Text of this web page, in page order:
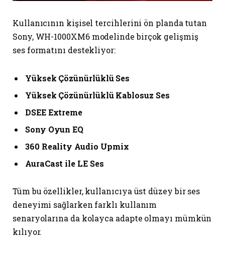
Kullanıcının kişisel tercihlerini ön planda tutan
Sony, WH-1000XM6 modelinde birçok gelişmiş
ses formatını destekliyor:
Yüksek Çözünürlüklü Ses
Yüksek Çözünürlüklü Kablosuz Ses
DSEE Extreme
Sony Oyun EQ
360 Reality Audio Upmix
AuraCast ile LE Ses
Tüm bu özellikler, kullanıcıya üst düzey bir ses
deneyimi sağlarken farklı kullanım
senaryolarına da kolayca adapte olmayı mümkün
kılıyor.